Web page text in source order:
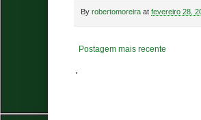
By robertomoreira at fevereiro 28,
Postagem mais recente
.